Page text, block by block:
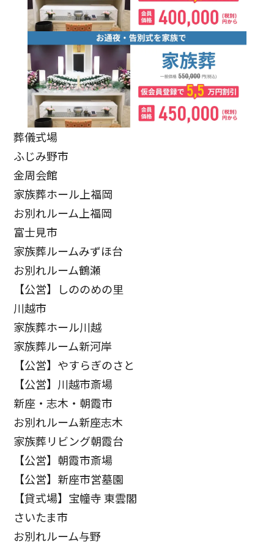
葬儀式場
ふじみ野市
金周会館
家族葬ホール上福岡
お別れルーム上福岡
富士見市
家族葬ルームみずほ台
お別れルーム鶴瀬
【公営】しののめの里
川越市
家族葬ホール川越
家族葬ルーム新河岸
【公営】やすらぎのさと
【公営】川越市斎場
新座・志木・朝霞市
お別れルーム新座志木
家族葬リビング朝霞台
【公営】朝霞市斎場
【公営】新座市営墓園
【貸式場】宝幢寺 東雲閣
さいたま市
お別れルーム与野